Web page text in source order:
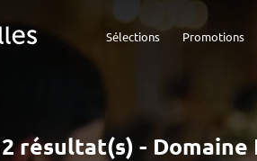
Promotions
Sélections
résultat(s) -